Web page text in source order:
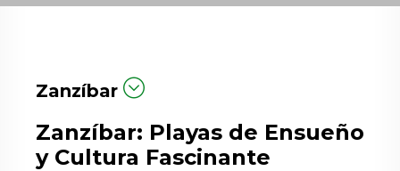
Zanzíbar
Zanzíbar: Playas de Ensueño
y Cultura Fascinante